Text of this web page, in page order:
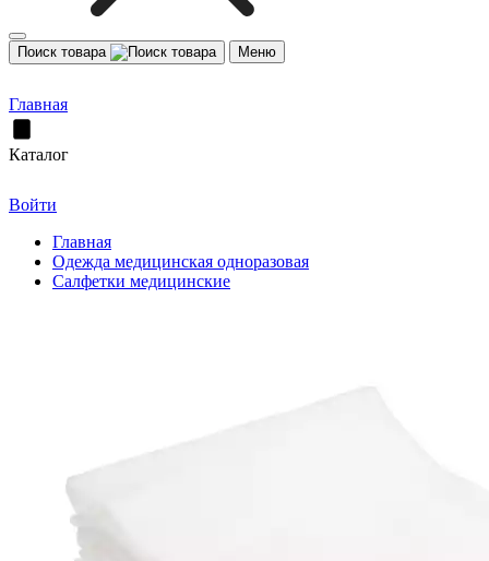
Поиск товара Меню
Главная
Каталог
Войти
Главная
Одежда медицинская одноразовая
Салфетки медицинские